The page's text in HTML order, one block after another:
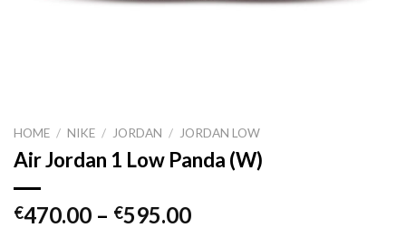
HOME / NIKE / JORDAN / JORDAN LOW
Air Jordan 1 Low Panda (W)
€470.00 – €595.00